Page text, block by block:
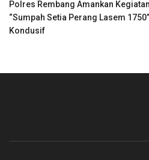
Polres Rembang Amankan
“Sumpah Setia Perang Lasem
Kondusif